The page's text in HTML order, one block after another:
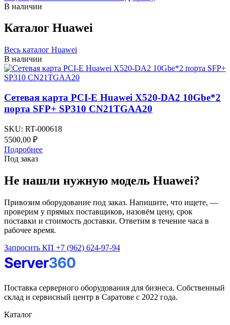
В наличии
Каталог Huawei
Весь каталог Huawei
В наличии
Сетевая карта PCI-E Huawei X520-DA2 10Gbe*2
порта SFP+ SP310 CN21TGAA20
SKU: RT-000618
5500,00 ₽
Подробнее
Под заказ
Не нашли нужную модель Huawei?
Привозим оборудование под заказ. Напишите, что ищете, —
проверим у прямых поставщиков, назовём цену, срок
поставки и стоимость доставки. Ответим в течение часа в
рабочее время.
Запросить КП +7 (962) 624-97-94
Поставка серверного оборудования для бизнеса. Собственный
склад и сервисный центр в Саратове с 2022 года.
Каталог